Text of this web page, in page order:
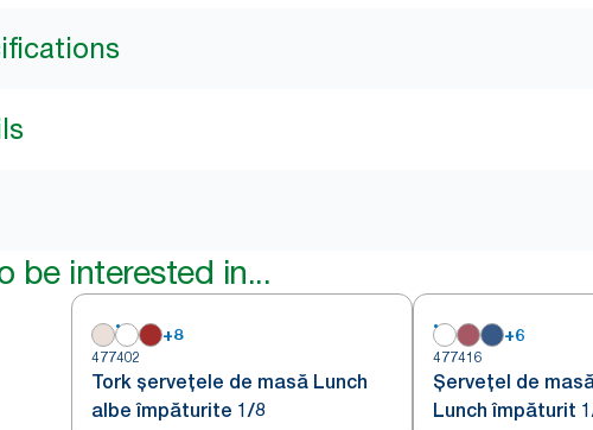
be interested in...
+8
477402
Tork șervețele de masă Lunch
albe împăturite 1/8
+6
477416
Șervețel de
Lunch împăturit